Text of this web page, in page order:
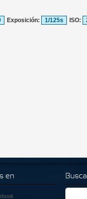
Exposición: 1/125s ISO:
en